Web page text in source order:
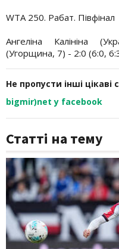
WTA 250. Рабат. Півфінал
Ангеліна Калініна
(Угорщина, 7) - 2:0 (6:0,
Не пропусти інші цікаві
bigmir)net у facebook
Статті на тему